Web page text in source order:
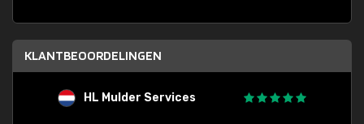
KLANTBEOORDELINGEN
HL Mulder Services